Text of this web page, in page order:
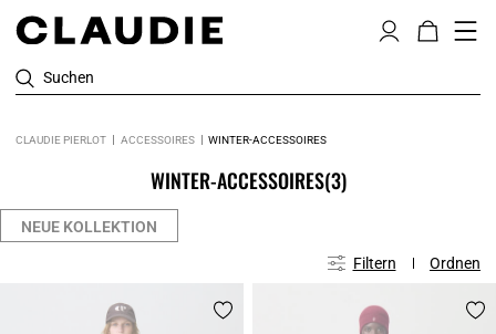
Suchen
CLAUDIE PIERLOT ACCESSOIRES WINTER-ACCESSOIRES
WINTER-ACCESSOIRES(3)
NEUE KOLLEKTION
Filtern Ordnen